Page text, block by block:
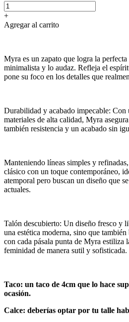
+
Agregar al carrito
Myra es un zapato que logra la
minimalista y lo audaz. Refleja el
pone su foco en los detalles que
Durabilidad y acabado impecable:
materiales de alta calidad, Myra
también resistencia y un acabado sin
Manteniendo líneas simples y
clásico con un toque contemporáneo,
atemporal pero buscan un diseño que
actuales.
Talón descubierto: Un diseño fresco y
una estética moderna, sino que
con cada pásala punta de Myra estiliza
feminidad de manera sutil y sofisticada.
Taco: un taco de 4cm que lo hace
ocasión.
Calce: deberías optar por tu talle